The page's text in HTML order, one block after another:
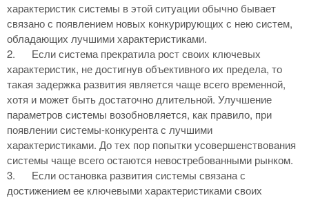
характеристик системы в этой ситуации обычно бывает
связано с появлением новых конкурирующих с нею систем,
обладающих лучшими характеристиками.
2.
Если система прекратила рост своих ключевых
характеристик, не достигнув объективного их предела, то
такая задержка развития является чаще всего временной,
хотя и может быть достаточно длительной. Улучшение
параметров системы возобновляется, как правило, при
появлении системы-конкурента с лучшими
характеристиками. До тех пор попытки усовершенствования
системы чаще всего остаются невостребованными рынком.
3.
Если остановка развития системы связана с
достижением ее ключевыми характеристиками своих